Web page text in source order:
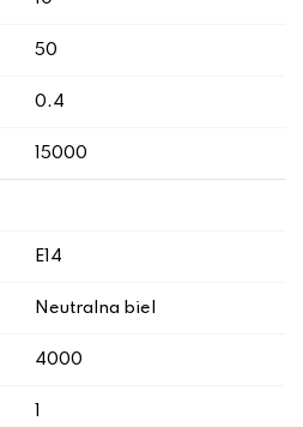
50
0.4
15000
E14
Neutralna biel
4000